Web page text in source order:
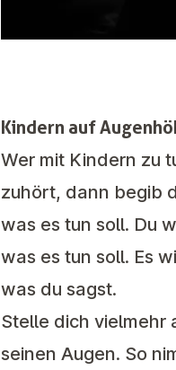
Kindern auf
Wer mit Kindern zu
zuhört, dann begib
was es tun soll. Du
was es tun soll. Es
was du sagst.
Stelle dich vielmehr
seinen Augen. So